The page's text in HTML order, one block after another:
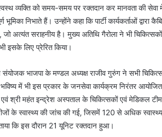
व्यक्ति को समय-समय पर रक्तदान कर मानवता की सेवा
भूमिका निभाते हैं। उन्होंने कहा कि पार्टी कार्यकर्ताओं
जो अत्यंत सराहनीय है। मुख्य अतिथि गैरोला ने भी
इसके लिए प्रेरित किया।
संयोजक भाजपा के मण्डल अध्यक्ष राजीव गुरुंग ने सभी
में भी इस प्रकार के जनसेवा कार्यक्रम निरंतर
श्री महंत इन्द्रेश अस्पताल के चिकित्सकों एवं मेडिकल
के स्वास्थ्य की जांच की गई, जिसमें 120 से अधिक
कि इस दौरान 21 यूनिट रक्तदान हुआ।